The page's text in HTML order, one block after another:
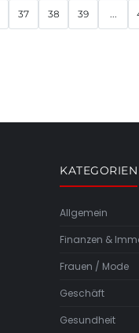
37 38 39 ...
KATEGORIEN
Allgemein
Finanzen &
Frauen / Mode
Geschäft
Gesundheit